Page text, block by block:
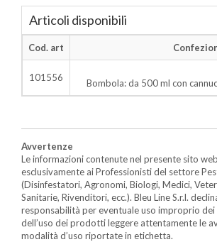
Articoli disponibili
Cod. art
101556 Bombola: da 500 ml con
Avvertenze
Le informazioni contenute nel presente sito
esclusivamente ai Professionisti del settore
(Disinfestatori, Agronomi, Biologi, Medici,
Sanitarie, Rivenditori, ecc.). Bleu Line S.r.l.
responsabilità per eventuale uso improprio
dell’uso dei prodotti leggere attentamente le
modalità d’uso riportate in etichetta.